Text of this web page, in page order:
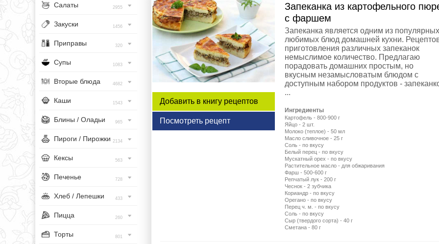
Салаты 2955
Закуски 1456
Приправы 320
Супы 1083
Вторые блюда 4682
Каши 1543
Блины / Оладьи 965
Пироги / Пирожки 2134
Кексы 563
Печенье 728
Хлеб / Лепешки 433
Пицца 260
Торты 801
Добавить в книгу рецептов
Посмотреть рецепт
Запеканка из картофельного
с фаршем
Запеканка является одним из
любимых блюд домашней кухни.
приготовления различных запеканок
немыслимое количество. Предлагаю
порадовать домашних простым, но
вкусным незамысловатым блюдом с
доступным набором продуктов -
...
Ингредиенты
Картофель - 800-900 г
Яйцо - 2 шт.
Молоко (теплое) - 50 мл
Масло сливочное - 25 г
Соль - по вкусу
Белый перец - по вкусу
Мускатный орех - по вкусу
Растительное масло - для обжаривания
Фарш - 500-600 г
Репчатый лук - 200 г
Чеснок - 2 зубчика
Кориандр - по вкусу
Орегано - по вкусу
Перец ч. м. - по вкусу
Соль - по вкусу
Сыр (твердого сорта) - 40 г
Сметана - 80 г